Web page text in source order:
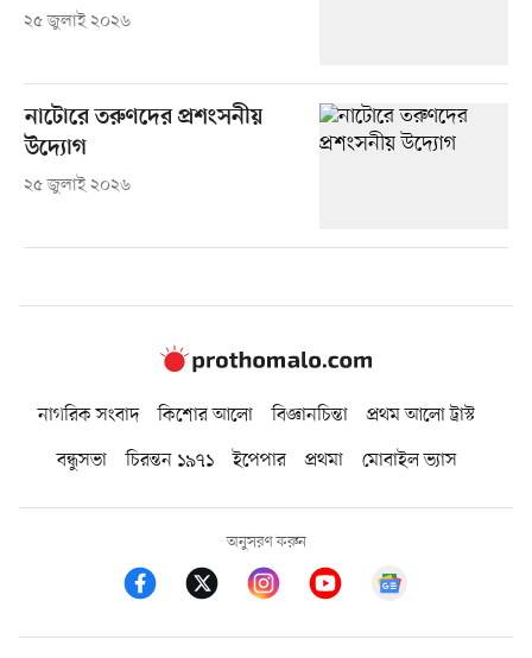
২৫ জুলাই ২০২৬
নাটোরে তরুণদের প্রশংসনীয়
উদ্যোগ
২৫ জুলাই ২০২৬
নাগরিক সংবাদ কিশোর আলো বিজ্ঞানচিন্তা
প্রথম আলো ট্রাস্ট
বন্ধুসভা
চিরন্তন ১৯৭১ ইপেপার প্রথমা মোবাইল ভ্যাস
অনুসরণ করুন